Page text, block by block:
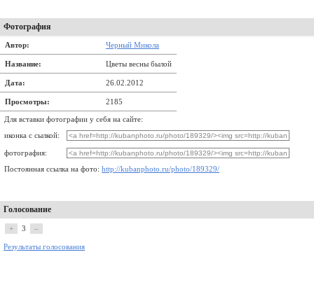
Фотография
Автор: Черный Микола
Название: Цветы весны былой
Дата: 26.02.2012
Просмотры: 2185
Для вставки фотографии у себя на сайте:
иконка с сылкой:
фотография:
Постоянная ссылка на фото: http://kubanphoto.ru/photo/189329/
Голосование
+ 3 –
Результаты голосования